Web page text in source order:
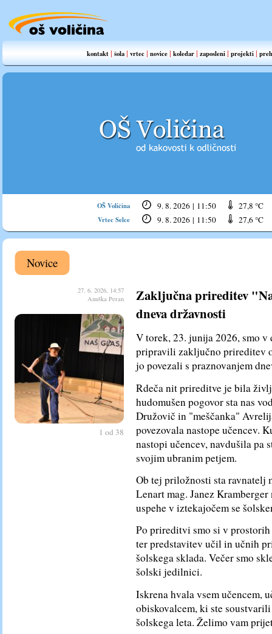
kontakt | šola | vrtec | novice | koledar | zaposleni | projekti |
OŠ Voličina 9. 8. 2026| 11:50 27,8 °C
Vrtec Selce 9. 8. 2026| 11:50 27,6 °C
Novice
27. 6. 2026, 14:57
Anuška Peran
1 od 38
Zaključna prireditev
dneva državnosti
V torek, 23. junija 2026, smo
pripravili zaključno prireditev
jo povezali s praznovanjem
Rdeča nit prireditve je bila
hudomušen pogovor sta nas
Družovič in "meščanka"
povezovala nastope učencev.
nastopi učencev, navdušila
svojim ubranim petjem.
Ob tej priložnosti sta ravnatelj
Lenart mag. Janez
uspehe v iztekajočem se
Po prireditvi smo si v
ter predstavitev učil in učnih
šolskega sklada. Večer smo
šolski jedilnici.
Iskrena hvala vsem učencem,
obiskovalcem, ki ste
šolskega leta. Želimo vam